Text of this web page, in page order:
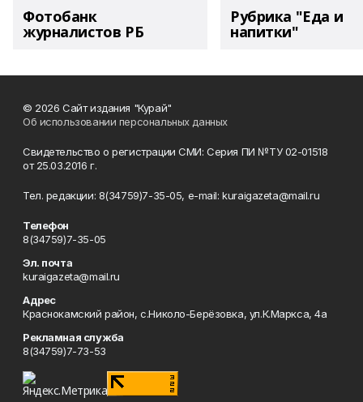
Фотобанк
журналистов РБ
Рубрика "Еда и
напитки"
© 2026 Сайт издания "Курай"
Об использовании персональных данных
Свидетельство о регистрации СМИ: Серия ПИ №ТУ 02-01518
от 25.03.2016 г.
Тел. редакции: 8(34759)7-35-05, e-mail: kuraigazeta@mail.ru
Телефон
8(34759)7-35-05
Эл. почта
kuraigazeta@mail.ru
Адрес
Краснокамский район, с.Николо-Берёзовка, ул.К.Маркса, 4а
Рекламная служба
8(34759)7-73-53